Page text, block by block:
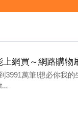
上網買～網路購
3991萬筆!想必你我